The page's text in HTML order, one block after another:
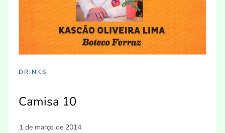
DRINKS
Camisa 10